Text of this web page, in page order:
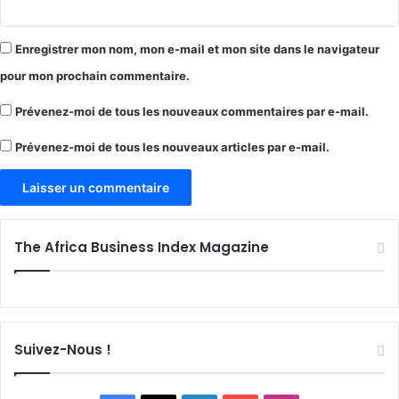
Enregistrer mon nom, mon e-mail et mon site dans le navigateur
pour mon prochain commentaire.
Prévenez-moi de tous les nouveaux commentaires par e-mail.
Prévenez-moi de tous les nouveaux articles par e-mail.
The Africa Business Index Magazine
Suivez-Nous !